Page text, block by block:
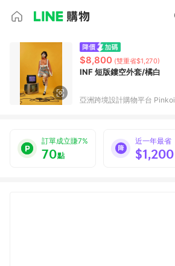
$8,800 (雙重省$1,270)
INF 短版鏤空外套/橘白
亞洲跨境設計購物平台 Pinkoi
訂單成立賺7%
70點
近一年最省
$1,200